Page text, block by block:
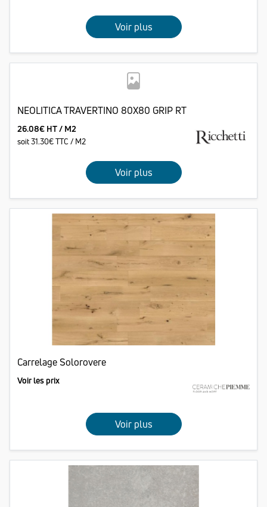
Voir plus
NEOLITICA TRAVERTINO 80X80 GRIP RT
26.08€ HT / M2
soit 31.30€ TTC / M2
Voir plus
Carrelage Solorovere
Voir les prix
Voir plus